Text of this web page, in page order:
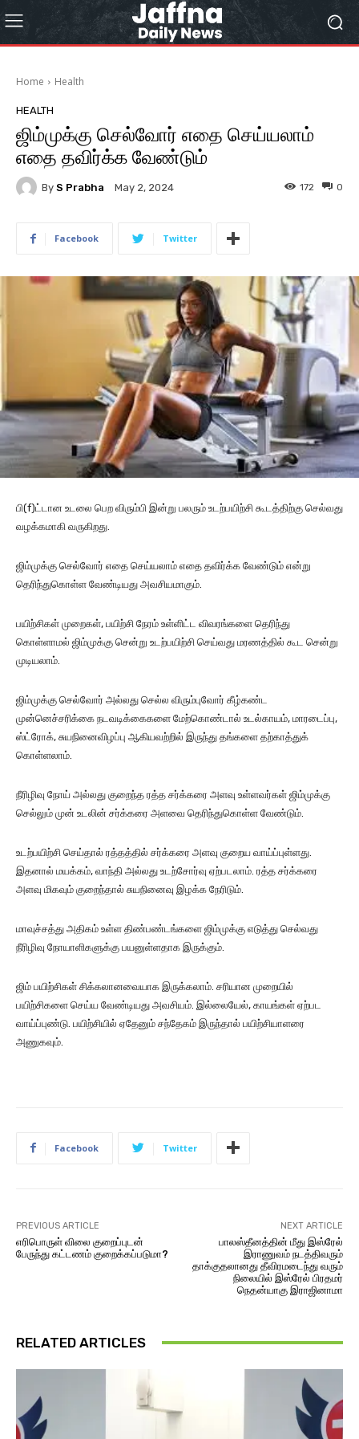
Home Health
HEALTH
ஜிம்முக்கு செல்வோர் எதை செய்யலாம்
எதை தவிர்க்க வேண்டும்
By S Prabha May 2, 2024 0
172
Facebook Twitter
பி(f)ட்டான உடலை பெற விரும்பி இன்று பலரும் உடற்பயிற்சி கூடத்திற்கு செல்வது
வழக்கமாகி வருகிறது.
ஜிம்முக்கு செல்வோர் எதை செய்யலாம் எதை தவிர்க்க வேண்டும் என்று
தெரிந்துகொள்ள வேண்டியது அவசியமாகும்.
பயிற்சிகள் முறைகள், பயிற்சி நேரம் உள்ளிட்ட விவரங்களை தெரிந்து
கொள்ளாமல் ஜிம்முக்கு சென்று உடற்பயிற்சி செய்வது மரணத்தில் கூட சென்று
முடியலாம்.
ஜிம்முக்கு செல்வோர் அல்லது செல்ல விரும்புவோர் கீழ்கண்ட
முன்னெச்சரிக்கை நடவடிக்கைகளை மேற்கொண்டால் உடல்காயம், மாரடைப்பு,
ஸ்ட்ரோக், சுயநினைவிழப்பு ஆகியவற்றில் இருந்து தங்களை தற்காத்துக்
கொள்ளலாம்.
நீரிழிவு நோய் அல்லது குறைந்த ரத்த சர்க்கரை அளவு உள்ளவர்கள் ஜிம்முக்கு
செல்லும் முன் உடலின் சர்க்கரை அளவை தெரிந்துகொள்ள வேண்டும்.
உடற்பயிற்சி செய்தால் ரத்தத்தில் சர்க்கரை அளவு குறைய வாய்ப்புள்ளது.
இதனால் மயக்கம், வாந்தி அல்லது உடற்சோர்வு ஏற்படலாம். ரத்த சர்க்கரை
அளவு மிகவும் குறைந்தால் சுயநினைவு இழக்க நேரிடும்.
மாவுச்சத்து அதிகம் உள்ள திண்பண்டங்களை ஜிம்முக்கு எடுத்து செல்வது
நீரிழிவு நோயாளிகளுக்கு பயனுள்ளதாக இருக்கும்.
ஜிம் பயிற்சிகள் சிக்கலானவையாக இருக்கலாம். சரியான முறையில்
பயிற்சிகளை செய்ய வேண்டியது அவசியம். இல்லையேல், காயங்கள் ஏற்பட
வாய்ப்புண்டு. பயிற்சியில் ஏதேனும் சந்தேகம் இருந்தால் பயிற்சியாளரை
அணுகவும்.
Facebook Twitter
PREVIOUS ARTICLE
எரிபொருள் விலை குறைப்புடன்
பேருந்து கட்டணம் குறைக்கப்படுமா?
NEXT ARTICLE
பாலஸ்தீனத்தின் மீது இஸ்ரேல்
இராணுவம் நடத்திவரும்
தாக்குதலானது தீவிரமடைந்து வரும்
நிலையில் இஸ்ரேல் பிரதமர்
நெதன்யாகு இராஜினாமா
RELATED ARTICLES